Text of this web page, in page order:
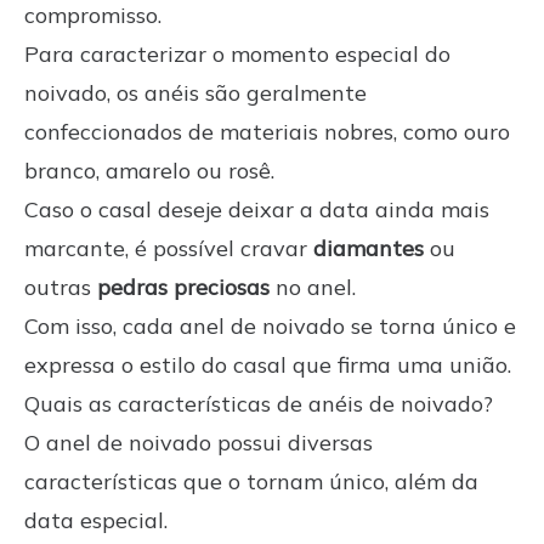
compromisso.
Para caracterizar o momento especial do
noivado, os anéis são geralmente
confeccionados de materiais nobres, como ouro
branco, amarelo ou rosê.
Caso o casal deseje deixar a data ainda mais
marcante, é possível cravar diamantes ou
outras pedras preciosas no anel.
Com isso, cada anel de noivado se torna único e
expressa o estilo do casal que firma uma união.
Quais as características de anéis de noivado?
O anel de noivado possui diversas
características que o tornam único, além da
data especial.